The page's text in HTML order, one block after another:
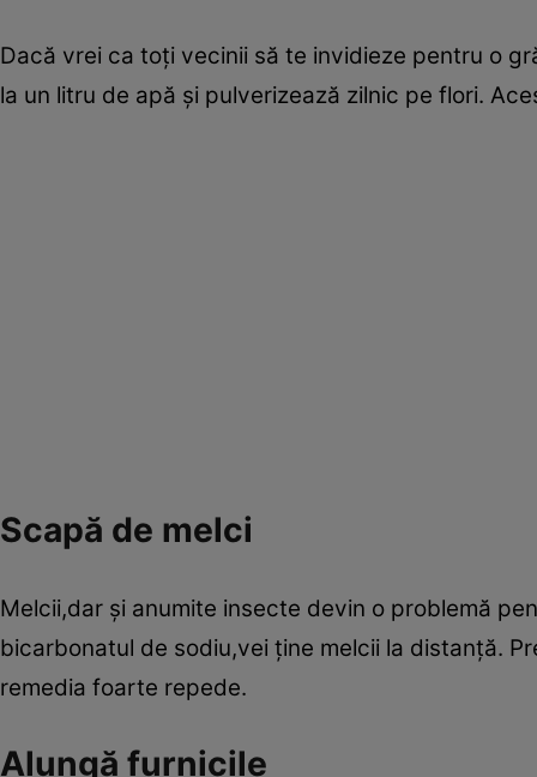
Dacă vrei ca toţi vecinii să te invidieze pentru o
la un litru de apă şi pulverizează zilnic pe flori.
Scapă de melci
Melcii,dar şi anumite insecte devin o problemă
bicarbonatul de sodiu,vei ţine melcii la distanţă.
remedia foarte repede.
Alungă furnicile